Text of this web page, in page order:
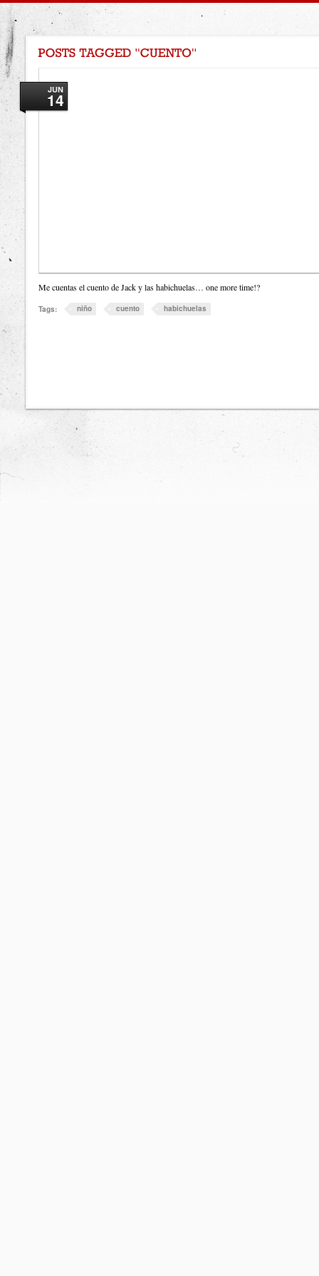
JUN
14
Me cuentas el cuento de Jack y las habichuelas… one more time!?
Tags: niño cuento habichuelas